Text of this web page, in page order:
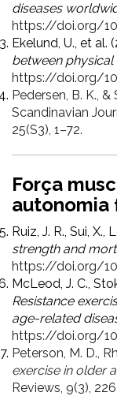
diseases
https://doi.org/
Ekelund, U., et al.
between
https://doi.org/
Pedersen, B. K., &
Scandinavian
25(S3), 1–72.
Força
autonomia
Ruiz, J. R., Sui, X.,
strength and
https://doi.org/
McLeod, J. C.,
Resistance
age-related
https://doi.org/
Peterson, M. D.,
exercise in older
Reviews, 9(3),